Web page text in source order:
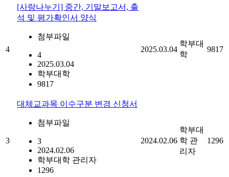
4
[사랑나누기] 중간, 기말보고서, 출
석 및 평가확인서 양식
첨부파일
4
2025.03.04
학부대학
9817
2025.03.04
학부대
학
9817
3
대체교과목 이수구분 변경 신청서
첨부파일
3
2024.02.06
학부대학 관리자
1296
2024.02.06
학부대
학 관
리자
1296